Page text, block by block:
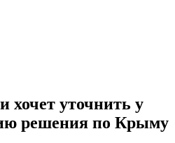
хочет уточнить у
решения по Крыму